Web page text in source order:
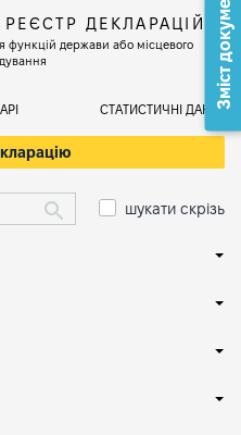
ДЕКЛАРАЦІЙ
функцій держави або місцевого
СТАТИСТИЧНІ ДАНІ
шукати скрізь
Зміст документа